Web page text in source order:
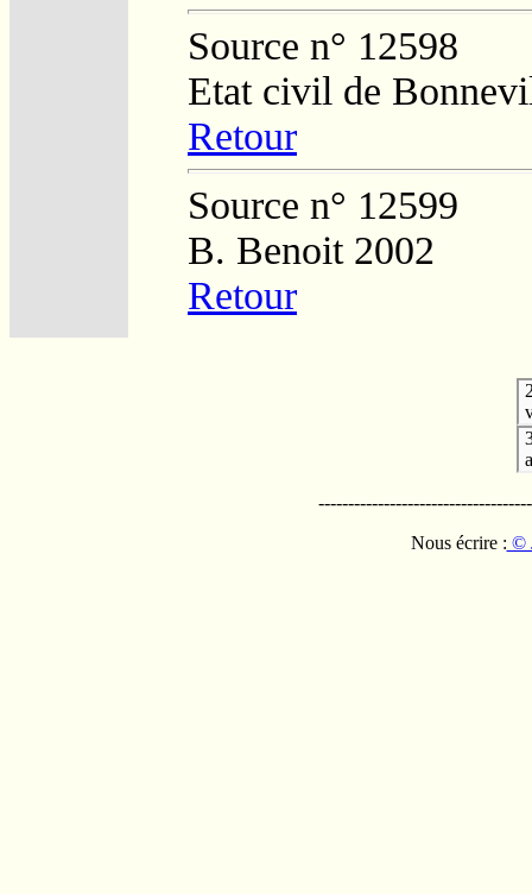
Source n° 12598
Etat civil de
Retour
Source n° 12599
B. Benoit 2002
Retour
Nous écrire : ©